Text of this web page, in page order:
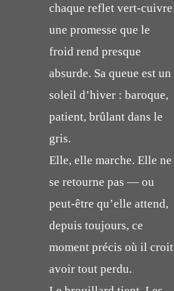
chaque reflet vert-cuivre
une promesse que le
froid rend presque
absurde. Sa queue est un
soleil d’hiver : baroque,
patient, brûlant dans le
gris.
Elle, elle marche. Elle ne
se retourne pas — ou
peut-être qu’elle attend,
depuis toujours, ce
moment précis où il croit
avoir tout perdu.